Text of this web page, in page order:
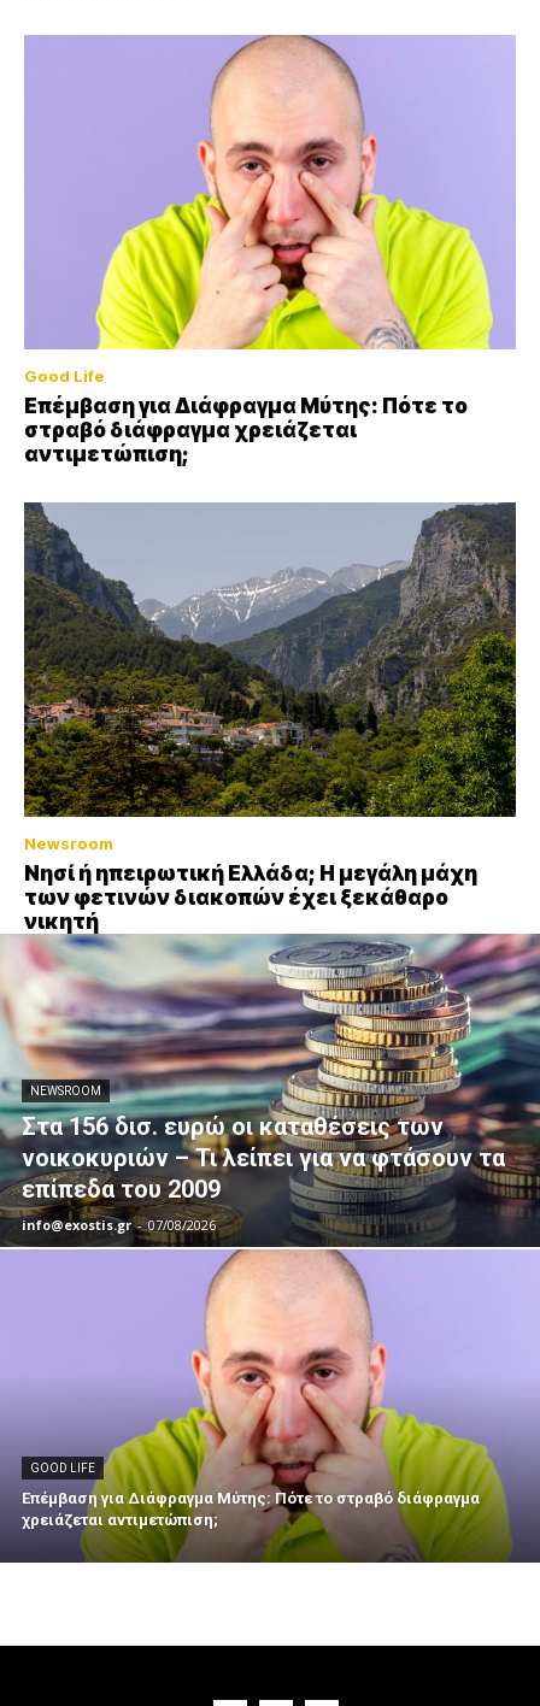
Good Life
Επέμβαση για Διάφραγμα Μύτης: Πότε το
στραβό διάφραγμα χρειάζεται
αντιμετώπιση;
Newsroom
Νησί ή ηπειρωτική Ελλάδα; Η μεγάλη μάχη
των φετινών διακοπών έχει ξεκάθαρο
νικητή
NEWSROOM
Στα 156 δισ. ευρώ οι καταθέσεις των
νοικοκυριών – Τι λείπει για να φτάσουν τα
επίπεδα του 2009
info@exostis.gr - 07/08/2026
GOOD LIFE
Επέμβαση για Διάφραγμα Μύτης: Πότε το στραβό διάφραγμα
χρειάζεται αντιμετώπιση;